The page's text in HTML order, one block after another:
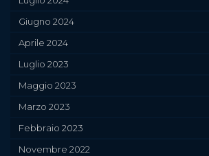
Giugno 2024
Aprile 2024
Luglio 2023
Maggio 2023
Marzo 2023
Febbraio 2023
Novembre 2022